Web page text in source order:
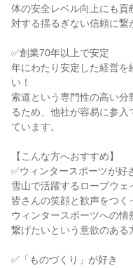
体の安全レベル向上にも貢
対する揺るぎない信頼に繋
✅創業70年以上で安定
年にわたり安定した経営
い！
索道という専門性の高い分
るため、他社が容易に参
ています。
【こんな方へおすすめ】
✅ウィンタースポーツが好
雪山で活躍するロープウェ
皆さんの笑顔と歓声をつく
ウィンタースポーツへの情
繋げたいという意欲のある
✅「ものづくり」が好き